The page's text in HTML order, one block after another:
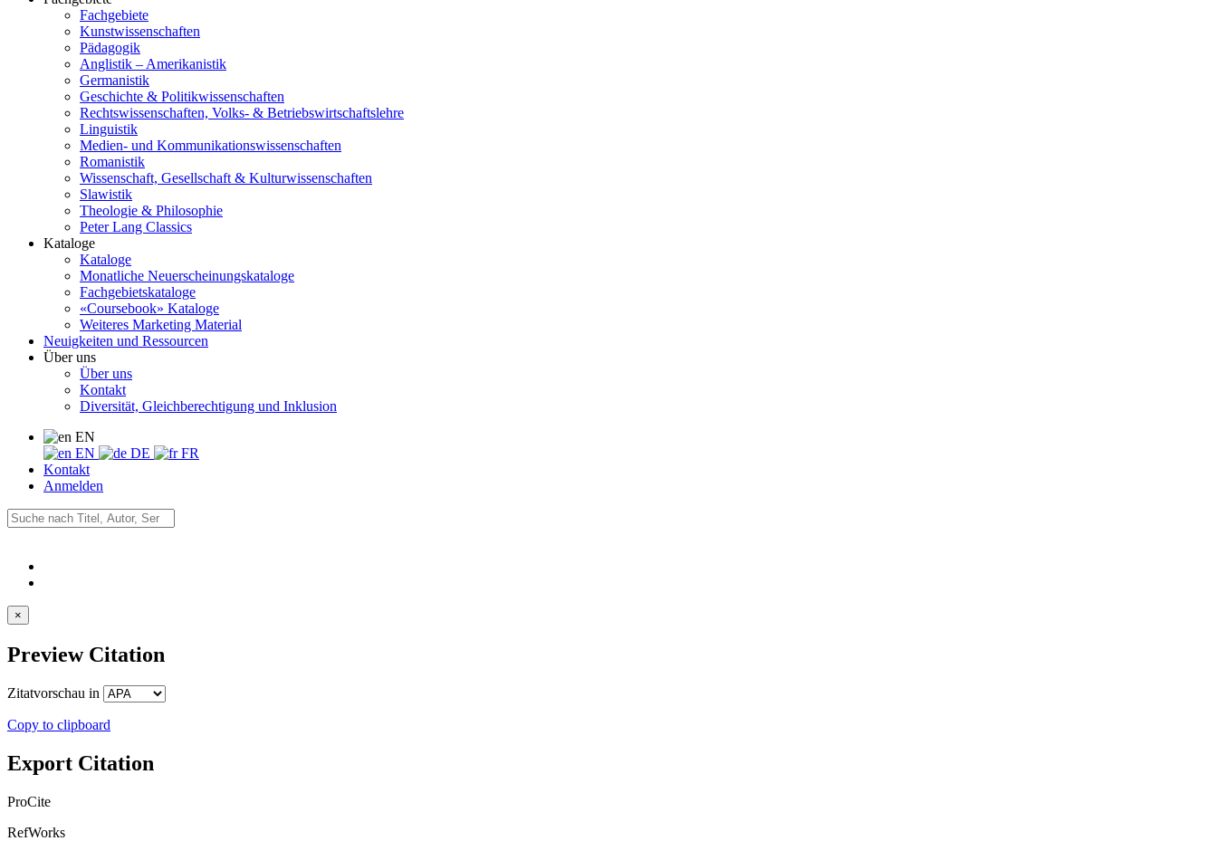
Fachgebiete
Kunstwissenschaften
Pädagogik
Anglistik – Amerikanistik
Germanistik
Geschichte & Politikwissenschaften
Rechtswissenschaften, Volks- & Betriebswirtschaftslehre
Linguistik
Medien- und Kommunikationswissenschaften
Romanistik
Wissenschaft, Gesellschaft & Kulturwissenschaften
Slawistik
Theologie & Philosophie
Peter Lang Classics
Kataloge
Kataloge
Monatliche Neuerscheinungskataloge
Fachgebietskataloge
«Coursebook» Kataloge
Weiteres Marketing Material
Neuigkeiten und Ressourcen
Über uns
Über uns
Kontakt
Diversität, Gleichberechtigung und Inklusion
EN
EN
DE
FR
Kontakt
Anmelden
×
Preview Citation
Zitatvorschau in
Copy to clipboard
Export Citation
ProCite
RefWorks